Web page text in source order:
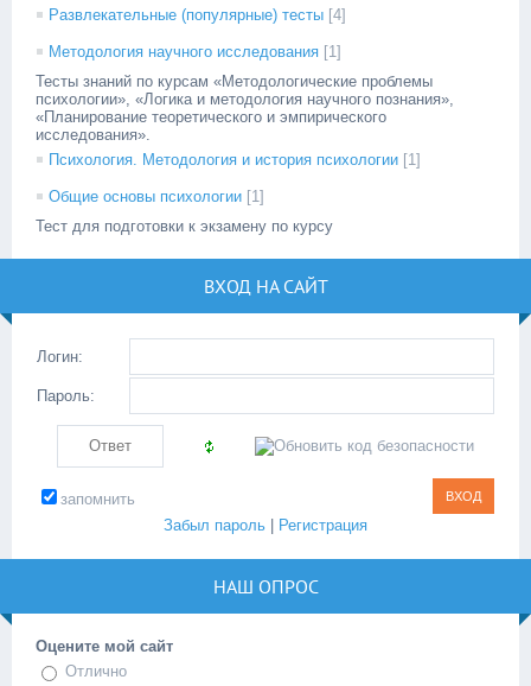
Развлекательные (популярные) тесты [4]
Методология научного исследования [1]
Тесты знаний по курсам «Методологические проблемы
психологии», «Логика и методология научного познания»,
«Планирование теоретического и эмпирического
исследования».
Психология. Методология и история психологии [1]
Общие основы психологии [1]
Тест для подготовки к экзамену по курсу
ВХОД НА САЙТ
Логин:
Пароль:
запомнить
Забыл пароль
Регистрация
НАШ ОПРОС
Оцените мой сайт
Отлично